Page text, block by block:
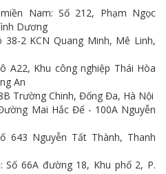
Nam: Số 212, Phạm Ngọc
Dương
2 KCN Quang Minh, Mê Linh,
A22, Khu công nghiệp Thái Hòa
An
Trường Chinh, Đống Đa, Hà Nội
Mai Hắc Đế - 100A Nguyễn
643 Nguyễn Tất Thành, Thanh
Số 66A đường 18, Khu phố 2, P.